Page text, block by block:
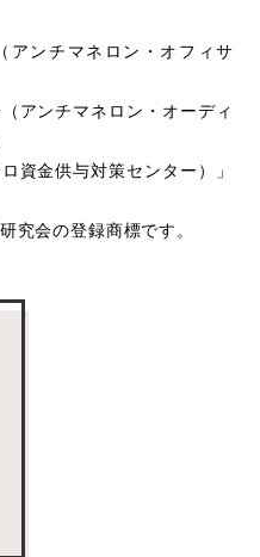
アンチマネロン・オフィサ
アンチマネロン・オーディ
資金供与対策センター）」
究会の登録商標です。